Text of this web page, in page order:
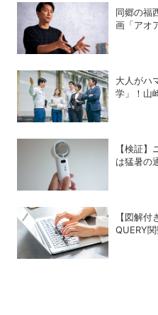
同郷の福
画「アオ
大人がハ
学」！山
【検証
は猛暑の
【図解
QUERY